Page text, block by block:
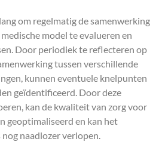
om regelmatig de samenwerking
model te evalueren en
Door periodiek te reflecteren op
tussen verschillende
kunnen eventuele knelpunten
geïdentificeerd. Door deze
kan de kwaliteit van zorg voor
geoptimaliseerd en kan het
naadlozer verlopen.